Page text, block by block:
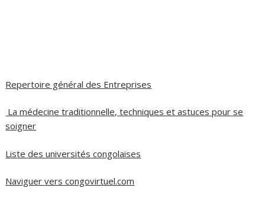
Repertoire général des Entreprises
La médecine traditionnelle, techniques et astuces pour se
soigner
Liste des universités congolaises
Naviguer vers congovirtuel.com